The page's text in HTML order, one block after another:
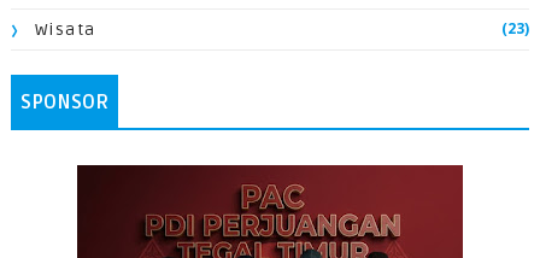
Wisata (23)
SPONSOR